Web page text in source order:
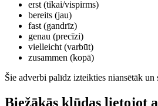
erst (tikai/vispirms)
bereits (jau)
fast (gandrīz)
genau (precīzi)
vielleicht (varbūt)
zusammen (kopā)
Šie adverbi palīdz izteikties niansētāk un
Biežākās kļūdas lietojot